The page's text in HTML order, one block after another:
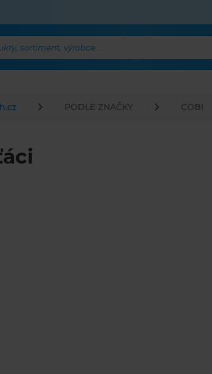
sortiment, výrobce ...
PODLE ZNAČKY COBI